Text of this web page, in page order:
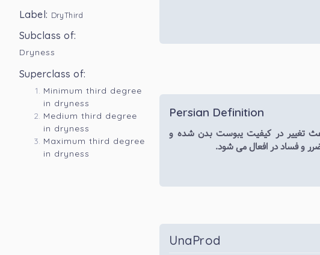
Label: DryThird
Subclass of:
Dryness
Superclass of:
Minimum third degree
in dryness
Medium third degree
in dryness
Maximum third degree
in dryness
Persian Definition
تغییر در کیفیت یبوست بدن شده و
و فساد در افعال می شود.
UnaProd